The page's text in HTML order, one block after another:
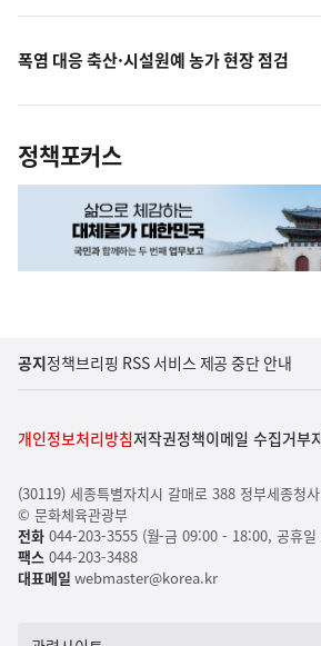
폭염 대응 축산·시설원예 농가 현장 점검
정책포커스
공지정책브리핑 RSS 서비스 제공 중단 안내
개인정보처리방침저작권정책이메일 수집거부
(30119) 세종특별자치시 갈매로 388 정부세종청
© 문화체육관광부
전화044-203-3555 (월-금 09:00 - 18:00, 공휴일
팩스 044-203-3488
대표메일 webmaster@korea.kr